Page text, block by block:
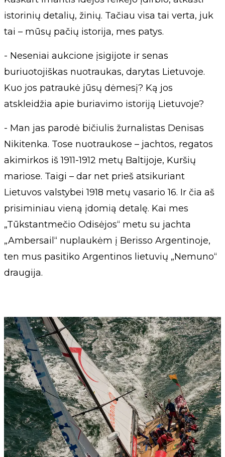
istorinių detalių, žinių. Tačiau visa tai verta, juk
tai – mūsų pačių istorija, mes patys.
- Neseniai aukcione įsigijote ir senas
buriuotojiškas nuotraukas, darytas Lietuvoje.
Kuo jos patraukė jūsų dėmesį? Ką jos
atskleidžia apie buriavimo istoriją Lietuvoje?
- Man jas parodė bičiulis žurnalistas Denisas
Nikitenka. Tose nuotraukose – jachtos, regatos
akimirkos iš 1911-1912 metų Baltijoje, Kuršių
mariose. Taigi – dar net prieš atsikuriant
Lietuvos valstybei 1918 metų vasario 16. Ir čia aš
prisiminiau vieną įdomią detalę. Kai mes
„Tūkstantmečio Odisėjos“ metu su jachta
„Ambersail“ nuplaukėm į Berisso Argentinoje,
ten mus pasitiko Argentinos lietuvių „Nemuno“
draugija.